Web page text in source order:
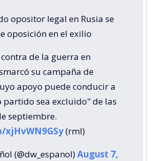
opositor legal en Rusia se
oposición en el exilio
de la guerra en
su campaña de
apoyo puede conducir a
partido sea excluido" de las
septiembre.
(rml)
(@dw_espanol)August 7,